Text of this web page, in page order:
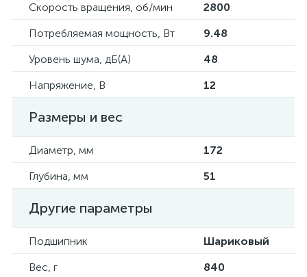
Скорость вращения, об/мин
2800
Потребляемая мощность, Вт
9.48
Уровень шума, дБ(А)
48
Напряжение, В
12
Размеры и вес
Диаметр, мм
172
Глубина, мм
51
Другие параметры
Подшипник
Шариковый
Вес, г
840